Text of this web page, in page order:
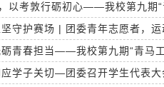
以考敦行砺初心——我校第九期
守护赛场 | 团委青年志愿者，
青春担当——我校第九期“青马
学子关切—团委召开学生代表大